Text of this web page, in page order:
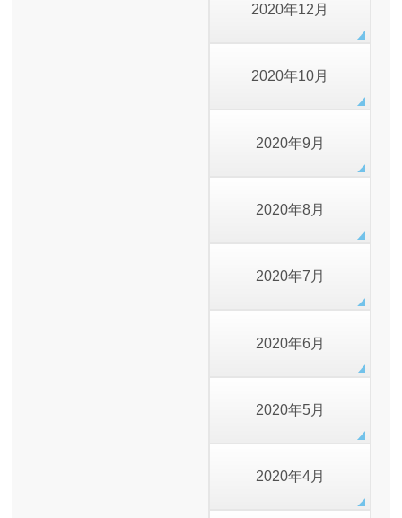
2020年12月
2020年10月
2020年9月
2020年8月
2020年7月
2020年6月
2020年5月
2020年4月